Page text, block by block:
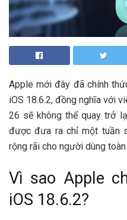
Apple mới đây đã chính
iOS 18.6.2, đồng nghĩa với
26 sẽ không thể quay trở
được đưa ra chỉ một tuần
rộng rãi cho người dùng toàn
Vì sao Apple
iOS 18.6.2?